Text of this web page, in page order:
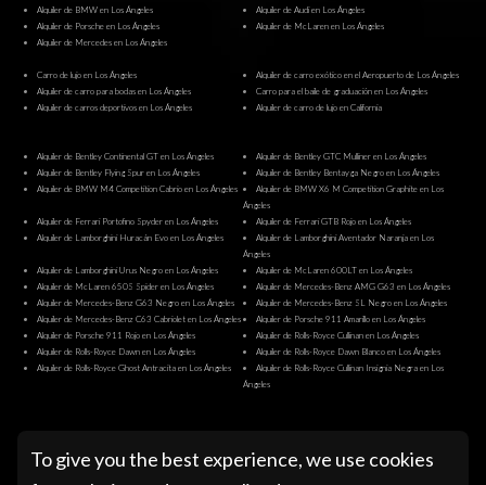
Alquiler de BMW en Los Ángeles
Alquiler de Audi en Los Ángeles
Alquiler de Porsche en Los Ángeles
Alquiler de McLaren en Los Ángeles
Alquiler de Mercedes en Los Ángeles
Carro de lujo en Los Ángeles
Alquiler de carro exótico en el Aeropuerto de Los Ángeles
Alquiler de carro para bodas en Los Ángeles
Carro para el baile de graduación en Los Ángeles
Alquiler de carros deportivos en Los Ángeles
Alquiler de carro de lujo en California
Alquiler de Bentley Continental GT en Los Ángeles
Alquiler de Bentley GTC Mulliner en Los Ángeles
Alquiler de Bentley Flying Spur en Los Ángeles
Alquiler de Bentley Bentayga Negro en Los Ángeles
Alquiler de BMW M4 Competition Cabrio en Los Ángeles
Alquiler de BMW X6 M Competition Graphite en Los
Ángeles
Alquiler de Ferrari Portofino Spyder en Los Ángeles
Alquiler de Ferrari GTB Rojo en Los Ángeles
Alquiler de Lamborghini Huracán Evo en Los Ángeles
Alquiler de Lamborghini Aventador Naranja en Los
Ángeles
Alquiler de Lamborghini Urus Negro en Los Ángeles
Alquiler de McLaren 600LT en Los Ángeles
Alquiler de McLaren 650S Spider en Los Ángeles
Alquiler de Mercedes-Benz AMG G63 en Los Ángeles
Alquiler de Mercedes-Benz G63 Negro en Los Ángeles
Alquiler de Mercedes-Benz SL Negro en Los Ángeles
Alquiler de Mercedes-Benz C63 Cabriolet en Los Ángeles
Alquiler de Porsche 911 Amarillo en Los Ángeles
Alquiler de Porsche 911 Rojo en Los Ángeles
Alquiler de Rolls-Royce Cullinan en Los Ángeles
Alquiler de Rolls-Royce Dawn en Los Ángeles
Alquiler de Rolls-Royce Dawn Blanco en Los Ángeles
Alquiler de Rolls-Royce Ghost Antracita en Los Ángeles
Alquiler de Rolls-Royce Cullinan Insignia Negra en Los
Ángeles
@ Pugachev Luxury Car Rental Los Angeles
To give you the best experience, we use cookies